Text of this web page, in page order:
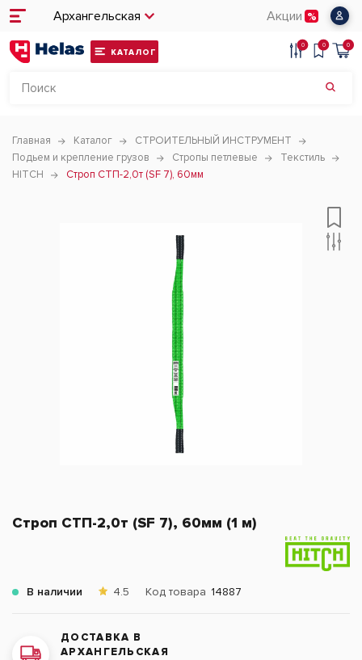
Архангельская Акции
КАТАЛОГ
0 0 0
Главная Каталог
СТРОИТЕЛЬНЫЙ ИНСТРУМЕНТ
Подьем и крепление грузов
Стропы петлевые
Текстиль
HITCH
Строп СТП-2,0т (SF 7), 60мм
Строп СТП-2,0т (SF 7), 60мм (1 м)
В наличии 4.5 Код товара 14887
ДОСТАВКА В
АРХАНГЕЛЬСКАЯ